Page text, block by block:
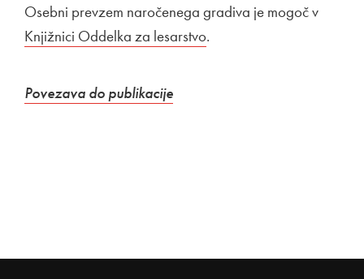
Osebni prevzem naročenega gradiva je mogoč v
Knjižnici Oddelka za lesarstvoOdpira se v novem oknu
.
Zunanja povezava na
Povezava do publikacije